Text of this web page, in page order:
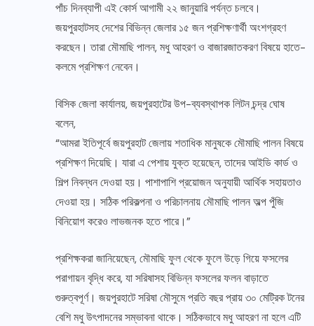
পাঁচ দিনব্যাপী এই কোর্স আগামী ২২ জানুয়ারি পর্যন্ত চলবে।
জয়পুরহাটসহ দেশের বিভিন্ন জেলার ১৫ জন প্রশিক্ষণার্থী অংশগ্রহণ
করছেন। তারা মৌমাছি পালন, মধু আহরণ ও বাজারজাতকরণ বিষয়ে হাতে-
কলমে প্রশিক্ষণ নেবেন।
বিসিক জেলা কার্যালয়, জয়পুরহাটের উপ-ব্যবস্থাপক লিটন চন্দ্র ঘোষ
বলেন,
“আমরা ইতিপূর্বে জয়পুরহাট জেলায় শতাধিক মানুষকে মৌমাছি পালন বিষয়ে
প্রশিক্ষণ দিয়েছি। যারা এ পেশায় যুক্ত হয়েছেন, তাদের আইডি কার্ড ও
শিল্প নিবন্ধন দেওয়া হয়। পাশাপাশি প্রয়োজন অনুযায়ী আর্থিক সহায়তাও
দেওয়া হয়। সঠিক পরিকল্পনা ও পরিচালনায় মৌমাছি পালন অল্প পুঁজি
বিনিয়োগ করেও লাভজনক হতে পারে।”
প্রশিক্ষকরা জানিয়েছেন, মৌমাছি ফুল থেকে ফুলে উড়ে গিয়ে ফসলের
পরাগায়ন বৃদ্ধি করে, যা সরিষাসহ বিভিন্ন ফসলের ফলন বাড়াতে
গুরুত্বপূর্ণ। জয়পুরহাটে সরিষা মৌসুমে প্রতি বছর প্রায় ৩০ মেট্রিক টনের
বেশি মধু উৎপাদনের সম্ভাবনা থাকে। সঠিকভাবে মধু আহরণ না হলে এটি